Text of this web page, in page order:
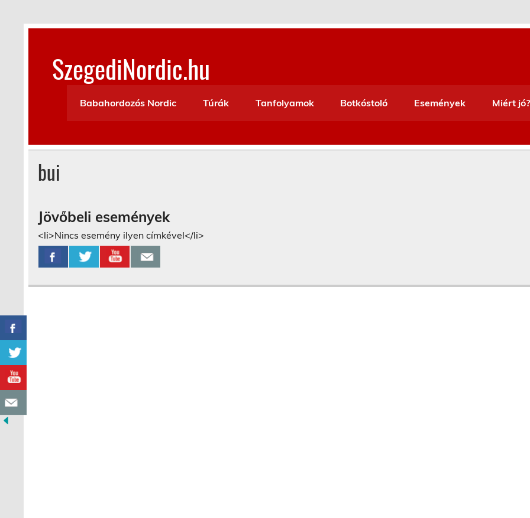
content
SzegediNordic.hu
Babahordozós Nordic
Túrák Tanfolyamok Botkóstoló Események Miért jó?
bui
Jövőbeli események
<li>Nincs esemény ilyen címkével</li>